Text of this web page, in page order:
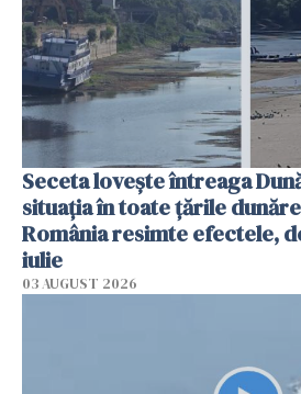
Seceta lovește întreaga
situația în toate țările
România resimte efectele,
iulie
03 AUGUST 2026